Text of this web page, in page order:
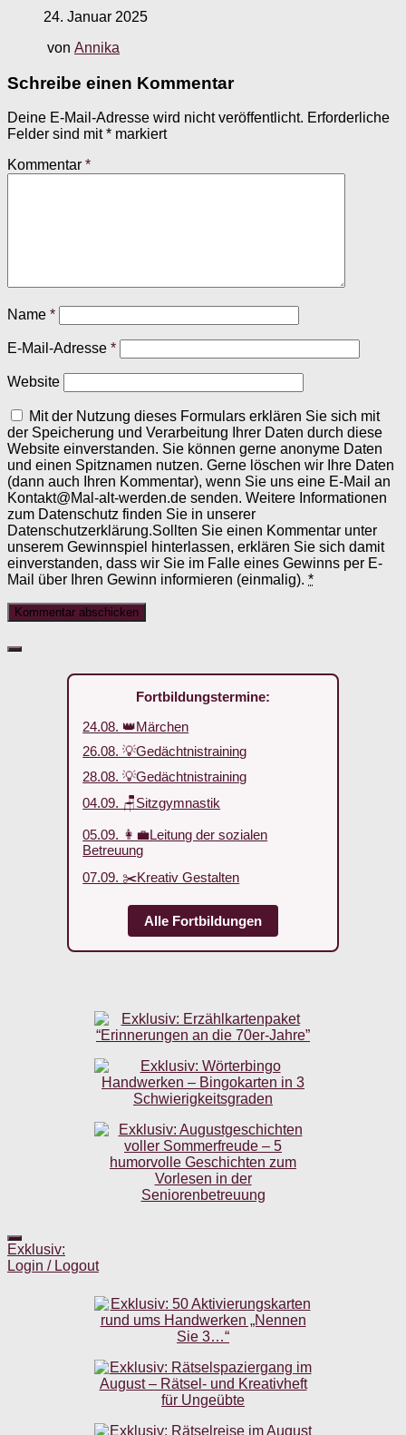
24. Januar 2025
von Annika
Schreibe einen Kommentar
Deine E-Mail-Adresse wird nicht veröffentlicht. Erforderliche
Felder sind mit* markiert
Kommentar *
Name *
E-Mail-Adresse *
Website
Mit der Nutzung dieses Formulars erklären Sie sich mit
der Speicherung und Verarbeitung Ihrer Daten durch diese
Website einverstanden. Sie können gerne anonyme Daten
und einen Spitznamen nutzen. Gerne löschen wir Ihre Daten
(dann auch Ihren Kommentar), wenn Sie uns eine E-Mail an
Kontakt@Mal-alt-werden.de senden. Weitere Informationen
zum Datenschutz finden Sie in unserer
Datenschutzerklärung.Sollten Sie einen Kommentar unter
unserem Gewinnspiel hinterlassen, erklären Sie sich damit
einverstanden, dass wir Sie im Falle eines Gewinns per E-
Mail über Ihren Gewinn informieren (einmalig). *
Fortbildungstermine:
24.08. 👑Märchen
26.08. 💡Gedächtnistraining
28.08. 💡Gedächtnistraining
04.09. 🪑Sitzgymnastik
05.09. 👩‍💼Leitung der sozialen
Betreuung
07.09. ✂️Kreativ Gestalten
Alle Fortbildungen
Exklusiv:
Login / Logout